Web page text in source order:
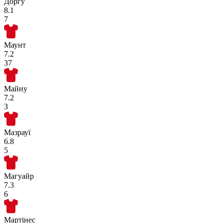
8.1
7
Маунт
7.2
37
Майну
7.2
3
Мазрауї
6.8
5
Магуайр
7.3
6
Мартінес